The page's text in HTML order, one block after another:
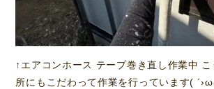
↑エアコンホース テープ巻き直し作業中
所にもこだわって作業を行っています(